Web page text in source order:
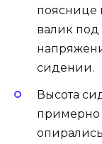
пояснице
валик под
сидении.
Высота
примерно